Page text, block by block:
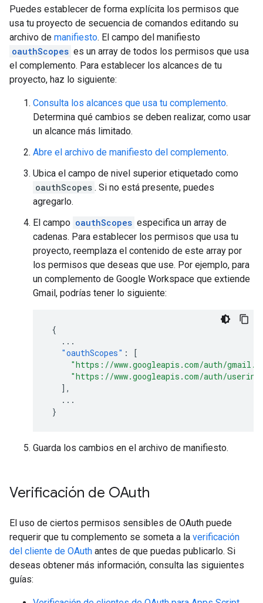
Puedes establecer de forma explícita los permisos que
usa tu proyecto de secuencia de comandos editando su
archivo de manifiesto. El campo del manifiesto
oauthScopes es un array de todos los permisos que usa
el complemento. Para establecer los alcances de tu
proyecto, haz lo siguiente:
Consulta los alcances que usa tu complemento.
Determina qué cambios se deben realizar, como usar
un alcance más limitado.
Abre el archivo de manifiesto del complemento.
Ubica el campo de nivel superior etiquetado como
oauthScopes . Si no está presente, puedes
agregarlo.
El campo oauthScopes especifica un array de
cadenas. Para establecer los permisos que usa tu
proyecto, reemplaza el contenido de este array por
los permisos que deseas que use. Por ejemplo, para
un complemento de Google Workspace que extiende
Gmail, podrías tener lo siguiente:
{
...
"oauthScopes" :
[
"https://www.googleapis.com/auth/
"https://www.googleapis.com/auth/
],
...
}
Guarda los cambios en el archivo de manifiesto.
Verificación de OAuth
El uso de ciertos permisos sensibles de OAuth puede
requerir que tu complemento se someta a la verificación
del cliente de OAuth antes de que puedas publicarlo. Si
deseas obtener más información, consulta las siguientes
guías: